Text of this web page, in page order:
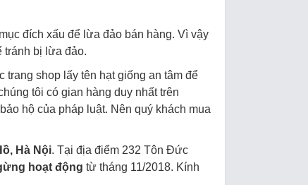
đích xấu để lừa đảo bán hàng. Vì vậy
tránh bị lừa đảo.
shop lấy tên hạt giống an tâm để
tôi có gian hàng duy nhất trên
hộ của pháp luật. Nên quý khách mua
Hà Nội. Tại địa điểm 232 Tôn Đức
hoạt động từ tháng 11/2018. Kính